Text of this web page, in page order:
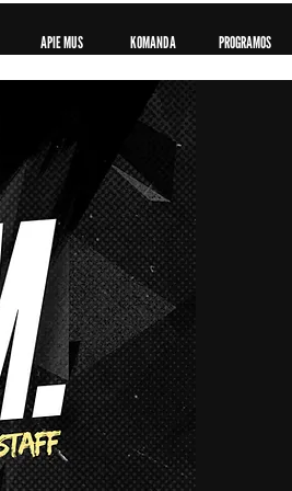
APIE MUS KOMANDA PROGRAMOS